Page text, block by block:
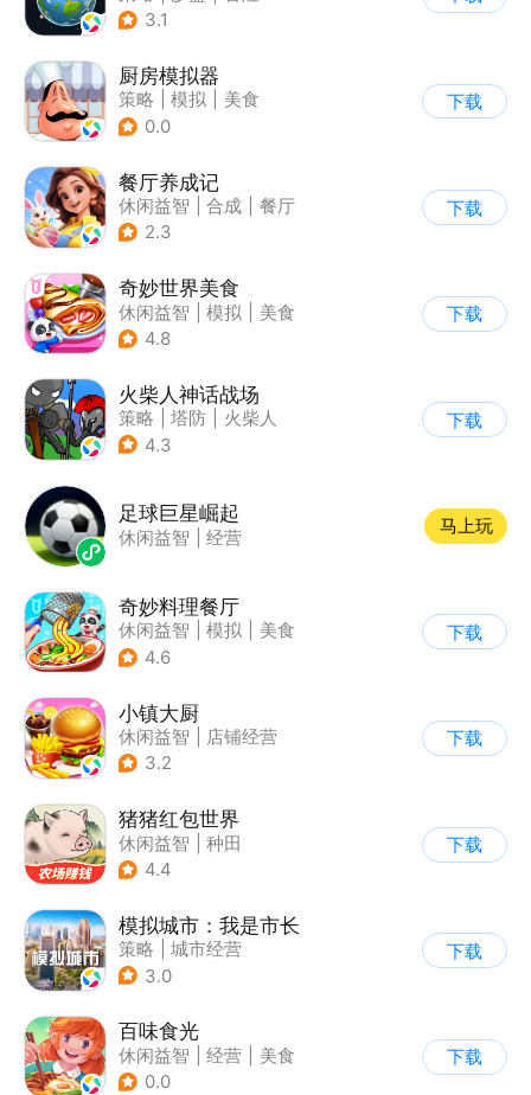
| 卡通
3.1
厨房模拟器
策略 模拟
美食
| 剧情
0.0
下载
餐厅养成记
休闲益智 合成
餐厅
| 清新
2.3
下载
奇妙世界美食
休闲益智 模拟
美食
| 宝宝巴士
4.8
下载
火柴人神话战场
策略 塔防
火柴人
| 休闲益智
4.3
下载
足球巨星崛起
休闲益智 经营
马上玩
奇妙料理餐厅
休闲益智 模拟
美食
| 宝宝巴士
4.6
下载
小镇大厨
休闲益智
店铺经营
| 美食
3.2
下载
猪猪红包世界
休闲益智
种田
| 田园生活
4.4
下载
模拟城市：我是市长
策略
城市经营
| 模拟城市
3.0
下载
百味食光
休闲益智 经营
美食
| 卡通
0.0
下载